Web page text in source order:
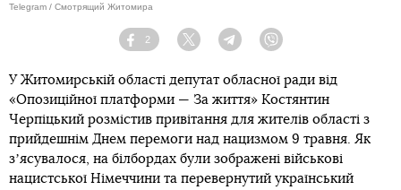
Telegram / Смотрящий Житомира
Facebook
2
Twitter TelegramViber
У Житомирській області депутат обласної ради від
«Опозиційної платформи — За життя» Костянтин
Черпіцький розмістив привітання для жителів області з
прийдешнім Днем перемоги над нацизмом 9 травня. Як
зʼясувалося, на білбордах були зображені військові
нацистської Німеччини та перевернутий український